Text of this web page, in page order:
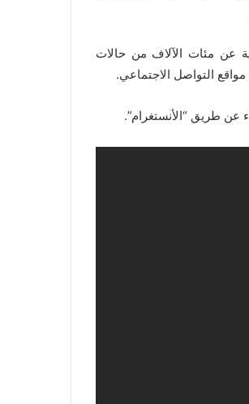
عن مئات الآلاف من حالات
التواصل الاجتماعي.
عن طريق “الأنستغرام”.